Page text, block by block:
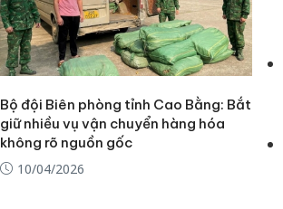
Bộ đội Biên phòng tỉnh Cao Bằng: Bắt
giữ nhiều vụ vận chuyển hàng hóa
không rõ nguồn gốc
10/04/2026